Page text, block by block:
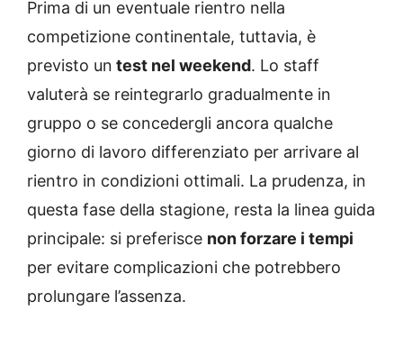
Prima di un eventuale rientro nella
competizione continentale, tuttavia, è
previsto un test nel weekend. Lo staff
valuterà se reintegrarlo gradualmente in
gruppo o se concedergli ancora qualche
giorno di lavoro differenziato per arrivare al
rientro in condizioni ottimali. La prudenza, in
questa fase della stagione, resta la linea guida
principale: si preferisce non forzare i tempi
per evitare complicazioni che potrebbero
prolungare l’assenza.